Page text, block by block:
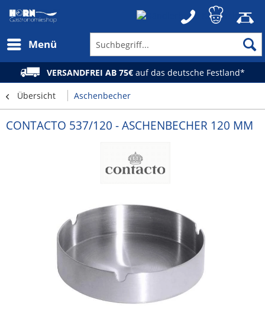
Menü
VERSANDFREI AB 75€ auf das deutsche Festland*
Übersicht Aschenbecher
CONTACTO 537/120 - ASCHENBECHER 120 MM